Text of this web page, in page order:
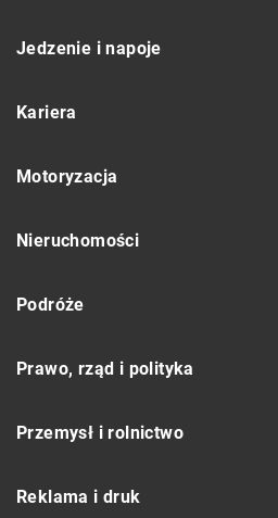
Jedzenie i napoje
Kariera
Motoryzacja
Nieruchomości
Podróże
Prawo, rząd i polityka
Przemysł i rolnictwo
Reklama i druk